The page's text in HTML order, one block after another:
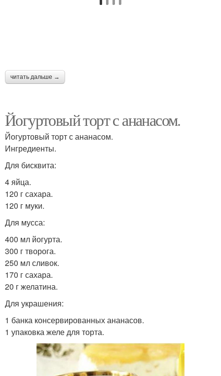
Торт с творогом Банановый торт
Торт с шоколадной
Крем для торта
Мусс для торта
Шоколадно-лимонный
торт
Шоколадно-творожный
читать дальше →
Йогуртовый торт с ананасом.
Йогуртовый торт с ананасом.
Ингредиенты.
Для бисквита:
4 яйца.
120 г сахара.
120 г муки.
Для мусса:
400 мл йогурта.
300 г творога.
250 мл сливок.
170 г сахара.
20 г желатина.
Для украшения:
1 банка консервированных ананасов.
1 упаковка желе для торта.